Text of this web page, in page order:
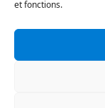
et fonctions.
Caen – ANVU /
Accompagnement :